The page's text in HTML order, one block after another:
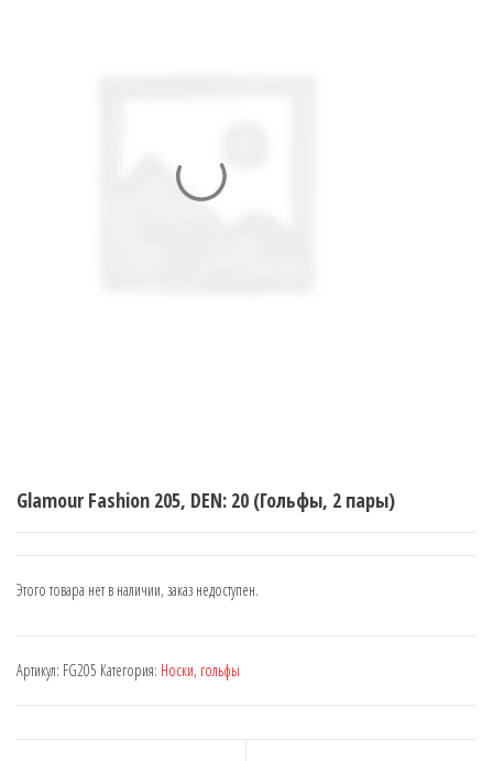
Glamour Fashion 205, DEN: 20 (Гольфы, 2 пары)
Этого товара нет в наличии, заказ недоступен.
Артикул: FG205 Категория: Носки, гольфы